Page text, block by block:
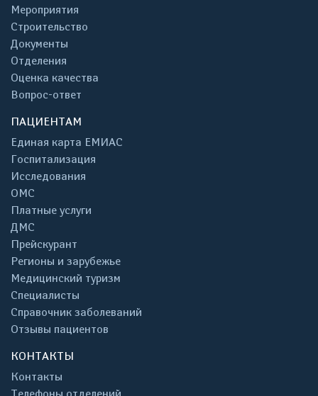
Мероприятия
Строительство
Документы
Отделения
Оценка качества
Вопрос-ответ
ПАЦИЕНТАМ
Единая карта ЕМИАС
Госпитализация
Исследования
ОМС
Платные услуги
ДМС
Прейскурант
Регионы и зарубежье
Медицинский туризм
Специалисты
Справочник заболеваний
Отзывы пациентов
КОНТАКТЫ
Контакты